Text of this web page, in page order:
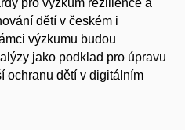
pro výzkum rezilience a
dětí v českém i
výzkumu budou
jako podklad pro úpravu
ochranu dětí v digitálním